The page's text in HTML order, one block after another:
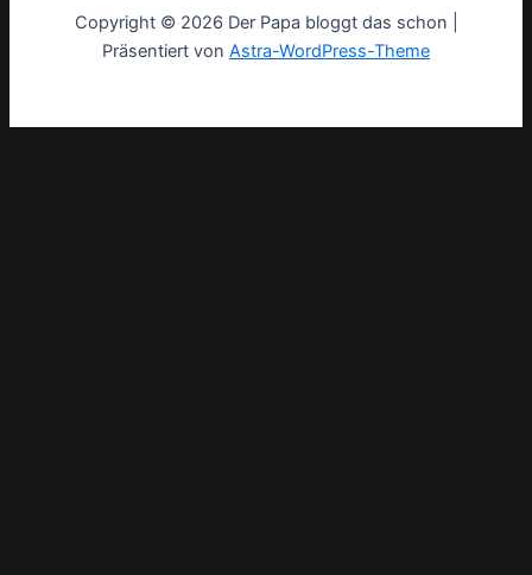
Copyright © 2026 Der Papa bloggt das schon |
Präsentiert von Astra-WordPress-Theme